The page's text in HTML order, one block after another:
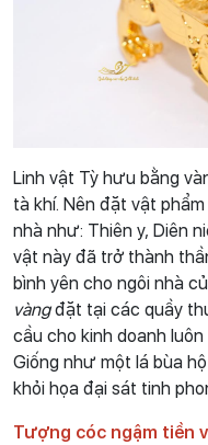
Linh vật Tỳ hưu bằng
tà khí. Nên đặt vật
nhà như: Thiên y, Diên
vật này đã trở thành
bình yên cho ngôi nhà
vàngđặt tại các quầy
cầu cho kinh doanh
Giống như một lá bùa
khỏi họa đại sát tinh
Tượng cóc ngậm tiền